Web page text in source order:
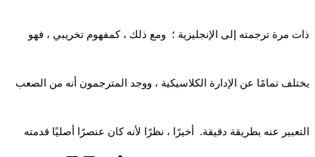
ذات مرة ترجمته إلى الإنجليزية ؛ ومع ذلك ، كمفهوم تخريبي ، فهو
يختلف تمامًا عن الإدارة الكلاسيكية ، ووجد المترجمون أنه من الصعب
التعبير عنه بطريقة دقيقة. أخيرًا ، نظرًا لأنه كان عنصرًا أصليًا قدمته